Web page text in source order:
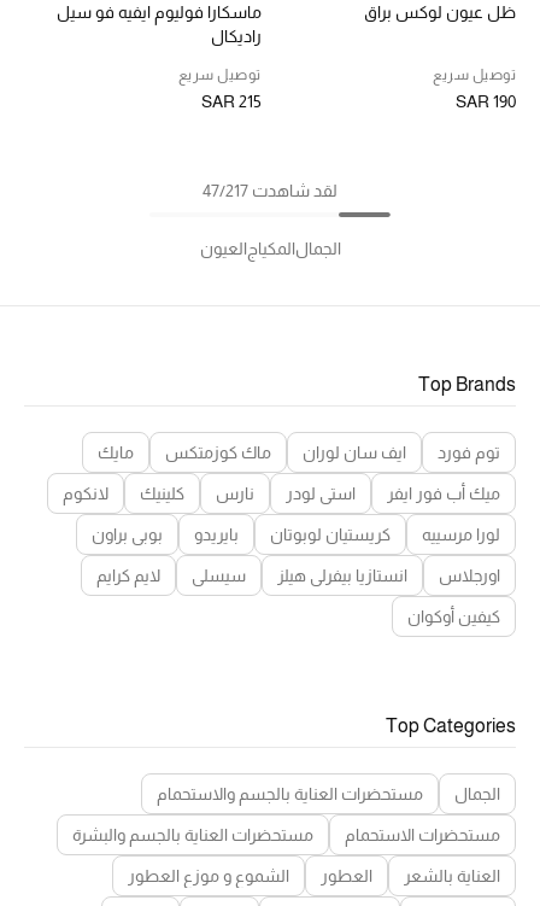
ظل عيون لوكس براق
توصيل سريع
SAR 190
ماسكارا فوليوم ايفيه فو سيل
راديكال
توصيل سريع
SAR 215
لقد شاهدت 47/217
الجمالالمكياجالعيون
Top Brands
توم فورد ايف سان لوران ماك كوزمتكس مايك
ميك أب فور ايفر استي لودر نارس كلينيك لانكوم
لورا مرسييه كريستيان لوبوتان بايريدو بوبي براون
اورجلاس انستازيا بيفرلي هيلز سيسلي لايم كرايم
كيفين أوكوان
Top Categories
الجمال مستحضرات العناية بالجسم والاستحمام
مستحضرات الاستحمام مستحضرات العناية بالجسم والبشرة
العناية بالشعر العطور الشموع و موزع العطور